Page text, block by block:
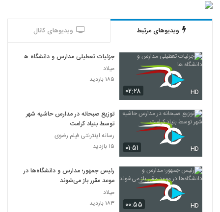
ویدیوهای مرتبط ویدیوهای کانال
۰۲:۲۸ HD
جزئیات تعطیلی مدارس و دانشگاه ها
میلاد
۱۸۵ بازدید
۰۱:۵۱ HD
توزیع صبحانه در مدارس حاشیه شهر
توسط بنیاد کرامت
رسانه اینترنتی فیلم رضوی
۱۵ بازدید
۰۰:۵۵ HD
رئیس جمهور؛ مدارس و دانشگاه‌ها در
موعد مقرر باز می‌شوند
میلاد
۱۸۳ بازدید